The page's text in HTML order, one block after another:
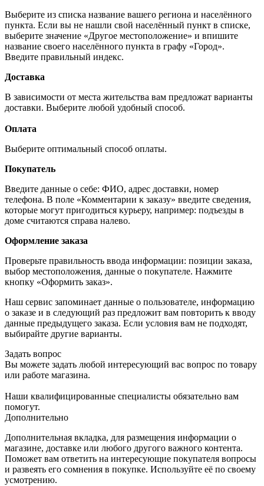
Выберите из списка название вашего региона и населённого
пункта. Если вы не нашли свой населённый пункт в списке,
выберите значение «Другое местоположение» и впишите
название своего населённого пункта в графу «Город».
Введите правильный индекс.
Доставка
В зависимости от места жительства вам предложат варианты
доставки. Выберите любой удобный способ.
Оплата
Выберите оптимальный способ оплаты.
Покупатель
Введите данные о себе: ФИО, адрес доставки, номер
телефона. В поле «Комментарии к заказу» введите сведения,
которые могут пригодиться курьеру, например: подъезды в
доме считаются справа налево.
Оформление заказа
Проверьте правильность ввода информации: позиции заказа,
выбор местоположения, данные о покупателе. Нажмите
кнопку «Оформить заказ».
Наш сервис запоминает данные о пользователе, информацию
о заказе и в следующий раз предложит вам повторить к вводу
данные предыдущего заказа. Если условия вам не подходят,
выбирайте другие варианты.
Задать вопрос
Вы можете задать любой интересующий вас вопрос по товару
или работе магазина.
Наши квалифицированные специалисты обязательно вам
помогут.
Дополнительно
Дополнительная вкладка, для размещения информации о
магазине, доставке или любого другого важного контента.
Поможет вам ответить на интересующие покупателя вопросы
и развеять его сомнения в покупке. Используйте её по своему
усмотрению.